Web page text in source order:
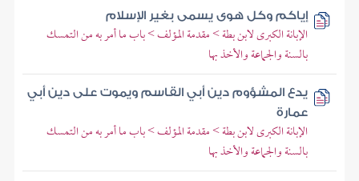
إياكم وكل هوى يسمى بغير الإسلام
الإبانة الكبرى لابن بطة > مقدمة المؤلف > باب ما أمر به من التمسك
بالسنة والجماعة والأخذ بها
يدع المشؤوم دين أبي القاسم ويموت على دين أبي
عمارة
الإبانة الكبرى لابن بطة > مقدمة المؤلف > باب ما أمر به من التمسك
بالسنة والجماعة والأخذ بها